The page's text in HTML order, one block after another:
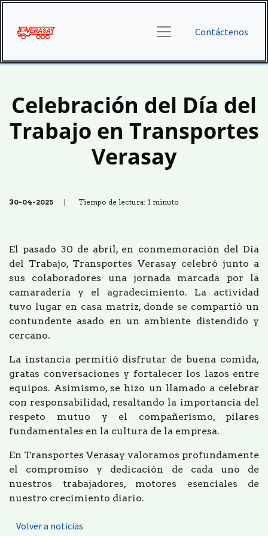
Contáctenos
Celebración del Día del
Trabajo en Transportes
Verasay
30-04-2025 | Tiempo de lectura: 1 minuto
El pasado 30 de abril, en conmemoración del Día
del Trabajo, Transportes Verasay celebró junto a
sus colaboradores una jornada marcada por la
camaradería y el agradecimiento. La actividad
tuvo lugar en casa matriz, donde se compartió un
contundente asado en un ambiente distendido y
cercano.
La instancia permitió disfrutar de buena comida,
gratas conversaciones y fortalecer los lazos entre
equipos. Asimismo, se hizo un llamado a celebrar
con responsabilidad, resaltando la importancia del
respeto mutuo y el compañerismo, pilares
fundamentales en la cultura de la empresa.
En Transportes Verasay valoramos profundamente
el compromiso y dedicación de cada uno de
nuestros trabajadores, motores esenciales de
nuestro crecimiento diario.
Volver a noticias